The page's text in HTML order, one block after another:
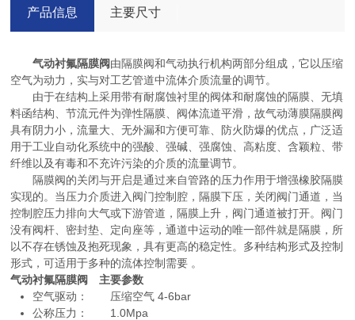
产品信息 主要尺寸
气动衬氟隔膜阀由隔膜阀和气动执行机构两部分组成，它以压缩
空气为动力，实与对工艺管道中流体介质流量的调节。
由于在结构上采用带有耐腐蚀衬里的阀体和耐腐蚀的隔膜、无填
料函结构、节流元件为弹性隔膜、阀体流道平滑，故气动薄膜隔膜阀
具有阴力小，流量大、无外漏和方便可靠、防火防爆的优点，广泛适
用于工业自动化系统中的强酸、强碱、强腐蚀、高粘度、含颖粒、带
纤维以及有毒和不充许污染的介质的流量调节。
隔膜阀的关闭与开启是通过来自管路的压力作用于增强橡胶隔膜
实现的。当压力介质进入阀门控制腔，隔膜下压，关闭阀门通道，当
控制腔压力排向大气或下游管道，隔膜上升，阀门通道被打开。阀门
没有阀杆、密封垫、定向座等，通道中运动的唯一部件就是隔膜，所
以不存在锈蚀及抱死现象，具有更高的稳定性。多种结构形式及控制
形式，可适用于多种的流体控制需要 。
气动衬氟隔膜阀 主要参数
空气驱动： 压缩空气 4-6bar
公称压力： 1.0Mpa